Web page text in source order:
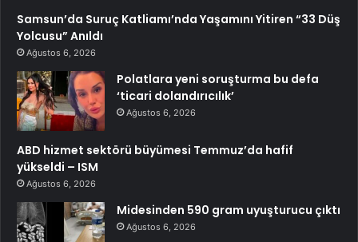
Samsun’da Suruç Katliamı’nda Yaşamını Yitiren “33 Düş
Yolcusu” Anıldı
Ağustos 6, 2026
Polatlara yeni soruşturma bu defa
‘ticari dolandırıcılık’
Ağustos 6, 2026
ABD hizmet sektörü büyümesi Temmuz’da hafif
yükseldi – ISM
Ağustos 6, 2026
Midesinden 590 gram uyuşturucu çıktı
Ağustos 6, 2026